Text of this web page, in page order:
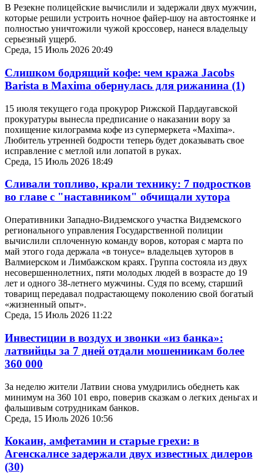
В Резекне полицейские вычислили и задержали двух мужчин,
которые решили устроить ночное файер-шоу на автостоянке и
полностью уничтожили чужой кроссовер, нанеся владельцу
серьезный ущерб.
Среда, 15 Июль 2026 20:49
Слишком бодрящий кофе: чем кража Jacobs
Barista в Maxima обернулась для рижанина (1)
15 июля текущего года прокурор Рижской Пардаугавской
прокуратуры вынесла предписание о наказании вору за
похищение килограмма кофе из супермеркета «Maxima».
Любитель утренней бодрости теперь будет доказывать свое
исправление с метлой или лопатой в руках.
Среда, 15 Июль 2026 18:49
Сливали топливо, крали технику: 7 подростков
во главе с "наставником" обчищали хутора
Оперативники Западно-Видземского участка Видземского
регионального управления Государственной полиции
вычислили сплоченную команду воров, которая с марта по
май этого года держала «в тонусе» владельцев хуторов в
Валмиерском и Лимбажском краях. Группа состояла из двух
несовершеннолетних, пяти молодых людей в возрасте до 19
лет и одного 38-летнего мужчины. Судя по всему, старший
товарищ передавал подрастающему поколению свой богатый
«жизненный опыт».
Среда, 15 Июль 2026 11:22
Инвестиции в воздух и звонки «из банка»:
латвийцы за 7 дней отдали мошенникам более
360 000
За неделю жители Латвии снова умудрились обеднеть как
минимум на 360 101 евро, поверив сказкам о легких деньгах и
фальшивым сотрудникам банков.
Среда, 15 Июль 2026 10:56
Кокаин, амфетамин и старые грехи: в
Агенскалнсе задержали двух известных дилеров
(30)